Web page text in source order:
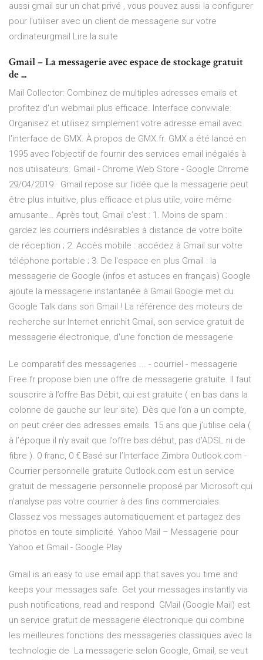
aussi gmail sur un chat privé , vous pouvez aussi la configurer
pour l'utiliser avec un client de messagerie sur votre
ordinateurgmail Lire la suite
Gmail – La messagerie avec espace de stockage gratuit
de ...
Mail Collector: Combinez de multiples adresses emails et
profitez d'un webmail plus efficace. Interface conviviale:
Organisez et utilisez simplement votre adresse email avec
l'interface de GMX. À propos de GMX.fr. GMX a été lancé en
1995 avec l’objectif de fournir des services email inégalés à
nos utilisateurs. Gmail - Chrome Web Store - Google Chrome
29/04/2019 · Gmail repose sur l'idée que la messagerie peut
être plus intuitive, plus efficace et plus utile, voire même
amusante… Après tout, Gmail c’est : 1. Moins de spam :
gardez les courriers indésirables à distance de votre boîte
de réception ; 2. Accès mobile : accédez à Gmail sur votre
téléphone portable ; 3. De l'espace en plus Gmail : la
messagerie de Google (infos et astuces en français) Google
ajoute la messagerie instantanée à Gmail Google met du
Google Talk dans son Gmail ! La référence des moteurs de
recherche sur Internet enrichit Gmail, son service gratuit de
messagerie électronique, d'une fonction de messagerie
Le comparatif des messageries ... - courriel - messagerie
Free.fr propose bien une offre de messagerie gratuite. Il faut
souscrire à l’offre Bas Débit, qui est gratuite ( en bas dans la
colonne de gauche sur leur site). Dès que l’on a un compte,
on peut créer des adresses emails. 15 ans que j’utilise cela (
à l’époque il n’y avait que l’offre bas début, pas d’ADSL ni de
fibre ). 0 franc, 0 € Basé sur l’Interface Zimbra Outlook.com -
Courrier personnelle gratuite Outlook.com est un service
gratuit de messagerie personnelle proposé par Microsoft qui
n’analyse pas votre courrier à des fins commerciales.
Classez vos messages automatiquement et partagez des
photos en toute simplicité. Yahoo Mail – Messagerie pour
Yahoo et Gmail - Google Play
Gmail is an easy to use email app that saves you time and
keeps your messages safe. Get your messages instantly via
push notifications, read and respond GMail (Google Mail) est
un service gratuit de messagerie électronique qui combine
les meilleures fonctions des messageries classiques avec la
technologie de La messagerie selon Google, Gmail, se veut